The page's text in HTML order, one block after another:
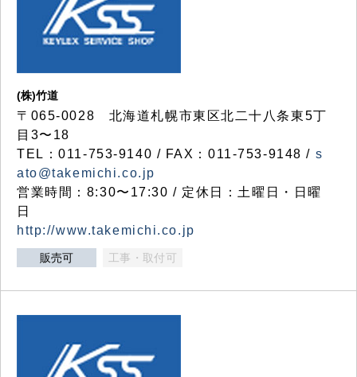
(株)竹道
〒065-0028 北海道札幌市東区北二十八条東5丁
目3〜18
TEL：011-753-9140 / FAX：011-753-9148 / s
ato@takemichi.co.jp
営業時間：8:30〜17:30 / 定休日：土曜日・日曜
日
http://www.takemichi.co.jp
販売可 工事・取付可